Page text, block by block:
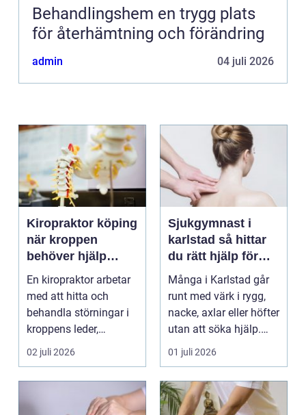
Behandlingshem en trygg plats
för återhämtning och förändring
admin 04 juli 2026
Kiropraktor köping
när kroppen
behöver hjälp
tillbaka
En kiropraktor arbetar
med att hitta och
behandla störningar i
kroppens leder,
muskler och
nervsyste...
02 juli 2026
Sjukgymnast i
karlstad så hittar
du rätt hjälp för
kroppen
Många i Karlstad går
runt med värk i rygg,
nacke, axlar eller höfter
utan att söka hjälp.
Andra har ...
01 juli 2026